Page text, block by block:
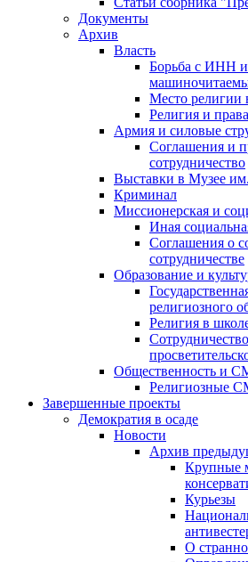
Документы
Архив
Власть
Борьба с ИНН
Место религии
Религия и
Армия и силовые
Соглашения и
сотрудничество
Выставки в Музее
Криминал
Миссионерская и
Иная
Соглашения о
сотрудничестве
Образование и
религиозного
Религия в
Общественность и
Религиозные
Завершенные проекты
Демократия в осаде
Новости
Архив
Крупные
Курьезы
О